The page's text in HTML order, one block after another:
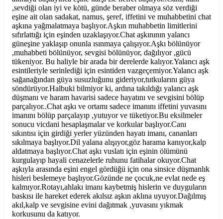
,sevdiği olan iyi ve kötü, günde beraber olmaya söz verdiği
eşine ait olan sadakat, namus, şeref, iffetini ve muhabbetini chat
aşkına yağmalatmaya başlıyor.Aşkın muhabbetin limitlerini
sıfırlattığı için eşinden uzaklaşıyor.Chat aşkınının yalancı
güneşine yaklaşıp onunla ısınmaya çalışıyor.Aşkı bölünüyor
,muhabbeti bölünüyor, sevgisi bölünüyor, dağılıyor ,gücü
tükeniyor. Bu haliyle bir arada bir derelerde kalıyor.Yalancı aşk
esintileriyle serinlediği için esintiden vazgeçemiyor.Yalancı aşk
sağanağından güya susuzluğunu gideriyor,tutkularını güya
söndürüyor.Halbuki bilmiyor ki, ardına takıldığı yalancı aşk
düşmanı ve haram havarisi sadece hayatını ve sevgisini bölüp
parçalıyor..Chat aşkı ve ortamı sadece imanını iffetini yuvasını
imanını bölüp parçalayıp ,yutuyor ve tüketiyor.Bu eksilmeler
sonucu vicdani hesaplaşmalar ve korkular başlıyor.Canı
sıkıntısı için girdiği yerler yüzünden hayatı imanı, cananları
sıkılmaya başlıyor.Dil yalana alışıyor,göz harama kanıyor,kalp
aldatmaya başlıyor.Chat aşkı vuslatı için eşinin ölümünü
kurgulayıp hayali cenazelerle ruhunu fatihalar okuyor.Chat
aşkıyla arasında eşini engel gördüğü için ona sinsice düşmanlık
hisleri beslemeye başlıyor.Gözünde ne çocuk,ne evlat nede eş
kalmıyor.Rotayı,ahlakı imanı kaybetmiş hislerin ve duyguların
baskısı ile hareket ederek akılsız aşkın aklına uyuyor.Dağılmış
akıl,kalp ve sevgisine evini dağıtmak ,yuvasını yıkmak
korkusunu da katıyor.